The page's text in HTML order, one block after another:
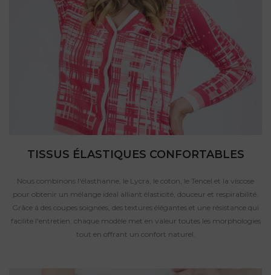
TISSUS ÉLASTIQUES CONFORTABLES
Nous combinons l'élasthanne, le Lycra, le coton, le Tencel et la viscose
pour obtenir un mélange idéal alliant élasticité, douceur et respirabilité.
Grâce à des coupes soignées, des textures élégantes et une résistance qui
facilite l'entretien, chaque modèle met en valeur toutes les morphologies
tout en offrant un confort naturel.